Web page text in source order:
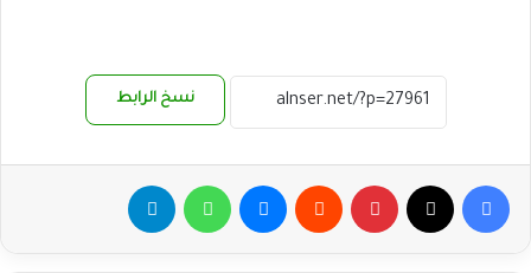
نسخ الرابط
فيسبوك بينتيريست ماسنجر واتساب